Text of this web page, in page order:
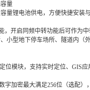
量
量锂电池供电，方便快捷安装
，开启同频中转功能后可作为
小型地下停车场所、隧道内（
位模块，支持实时定位、GIS
字加密最大满足256位（选配